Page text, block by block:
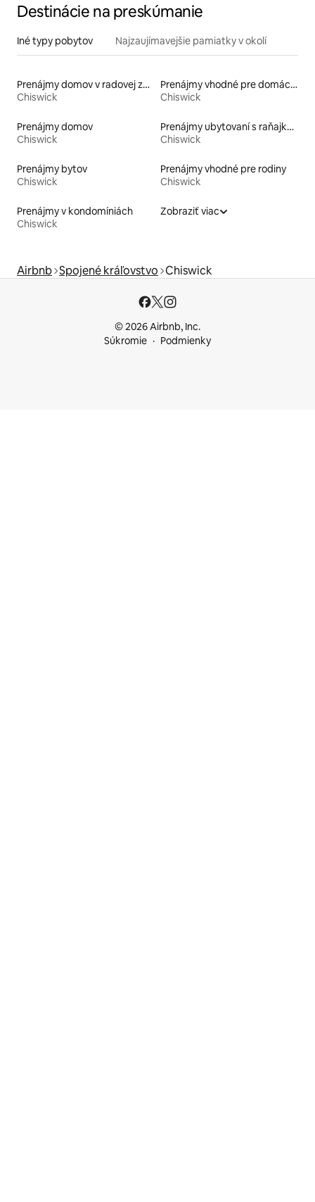
Destinácie na preskúmanie
Iné typy pobytov Najzaujímavejšie pamiatky v okolí
Prenájmy domov v radovej zástavbe
Chiswick
Prenájmy vhodné pre domáce zvieratá
Chiswick
Prenájmy domov
Chiswick
Prenájmy ubytovaní s raňajkami
Chiswick
Prenájmy bytov
Chiswick
Prenájmy vhodné pre rodiny
Chiswick
Prenájmy v kondomíniách
Chiswick
Zobraziť viac
Airbnb Spojené kráľovstvo Chiswick
© 2026 Airbnb, Inc.
Súkromie
Podmienky